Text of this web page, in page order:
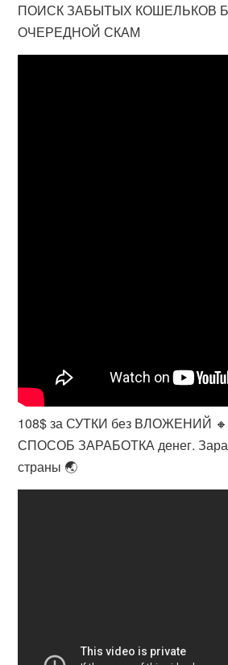
ПОИСК ЗАБЫТЫХ КОШЕЛЬКОВ
ОЧЕРЕДНОЙ СКАМ
108$ за СУТКИ без ВЛОЖЕНИЙ
СПОСОБ ЗАРАБОТКА денег.
страны 🌏